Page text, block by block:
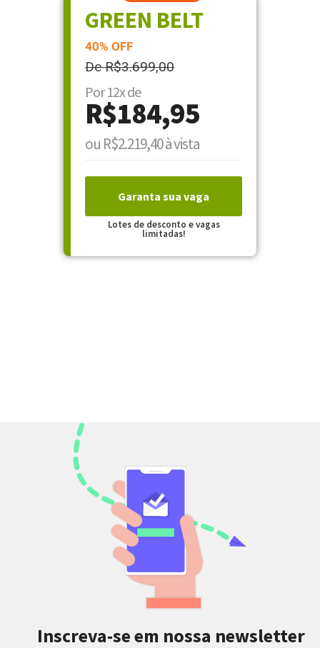
GREEN BELT
40% OFF
De R$3.699,00
Por 12x de
R$184,95
ou R$2.219,40 à vista
Garanta sua vaga
Lotes de desconto e vagas
limitadas!
Inscreva-se em nossa newsletter